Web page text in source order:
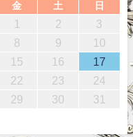
金 土 日
1 2
3
8 9
10
15 16
17
22 23
24
29 30 31